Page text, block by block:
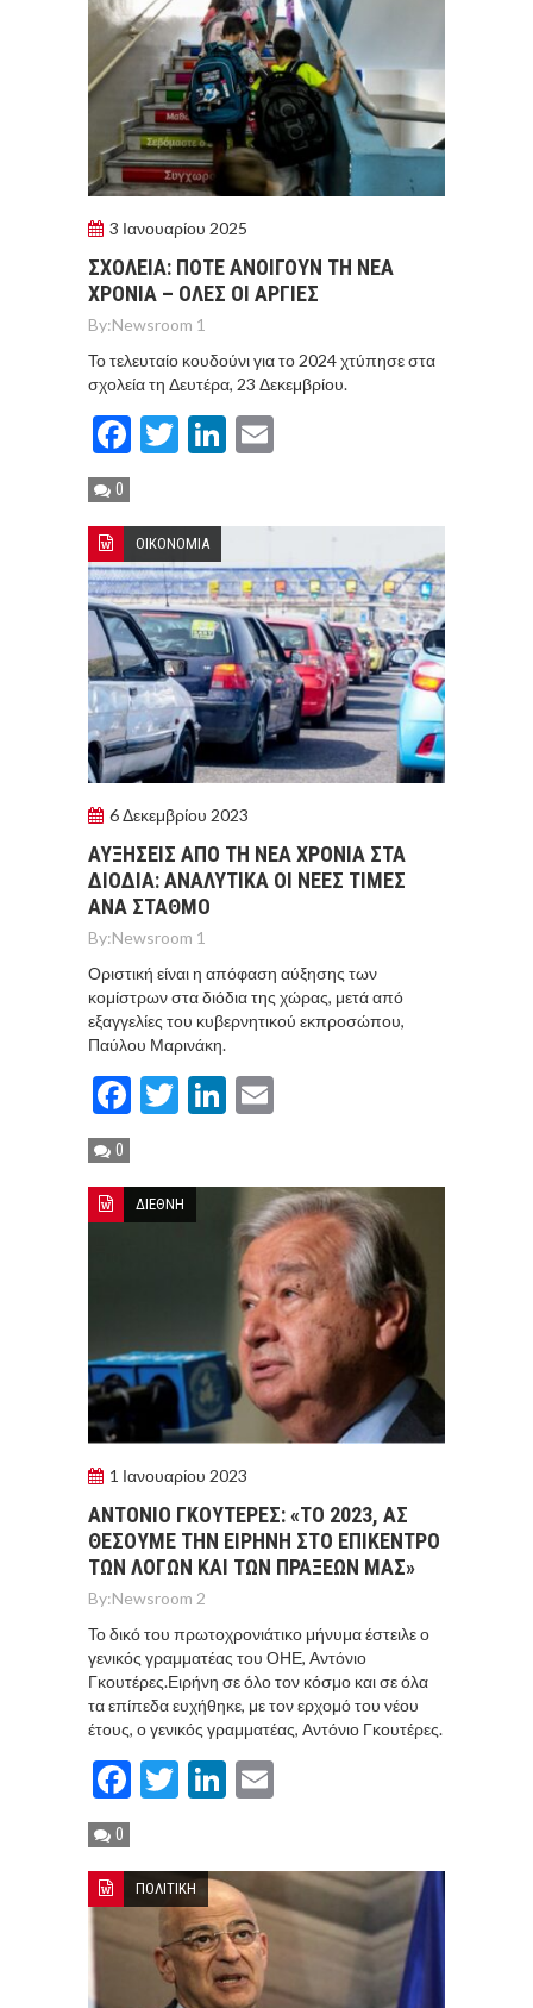
3 Ιανουαρίου 2025
ΣΧΟΛΕΙΑ: ΠΟΤΕ ΑΝΟΙΓΟΥΝ ΤΗ ΝΕΑ
ΧΡΟΝΙΑ – ΟΛΕΣ ΟΙ ΑΡΓΙΕΣ
By:Newsroom 1
Το τελευταίο κουδούνι για το 2024 χτύπησε στα
σχολεία τη Δευτέρα, 23 Δεκεμβρίου.
Facebook
TwitterLinkedIn
0
ΟΙΚΟΝΟΜΙΑ
6 Δεκεμβρίου 2023
ΑΥΞΗΣΕΙΣ ΑΠΟ ΤΗ ΝΕΑ ΧΡΟΝΙΑ ΣΤΑ
ΔΙΟΔΙΑ: ΑΝΑΛΥΤΙΚΑ ΟΙ ΝΕΕΣ ΤΙΜΕΣ
ΑΝΑ ΣΤΑΘΜΟ
By:Newsroom 1
Οριστική είναι η απόφαση αύξησης των
κομίστρων στα διόδια της χώρας, μετά από
εξαγγελίες του κυβερνητικού εκπροσώπου,
Παύλου Μαρινάκη.
Facebook
TwitterLinkedIn
0
ΔΙΕΘΝΗ
1 Ιανουαρίου 2023
ΑΝΤΟΝΙΟ ΓΚΟΥΤΕΡΕΣ: «ΤΟ 2023, ΑΣ
ΘΕΣΟΥΜΕ ΤΗΝ ΕΙΡΗΝΗ ΣΤΟ ΕΠΙΚΕΝΤΡΟ
ΤΩΝ ΛΟΓΩΝ ΚΑΙ ΤΩΝ ΠΡΑΞΕΩΝ ΜΑΣ»
By:Newsroom 2
Το δικό του πρωτοχρονιάτικο μήνυμα έστειλε ο
γενικός γραμματέας του ΟΗΕ, Αντόνιο
Γκουτέρες.Ειρήνη σε όλο τον κόσμο και σε όλα
τα επίπεδα ευχήθηκε, με τον ερχομό του νέου
έτους, ο γενικός γραμματέας, Αντόνιο Γκουτέρες.
Facebook
TwitterLinkedIn
0
ΠΟΛΙΤΙΚΗ